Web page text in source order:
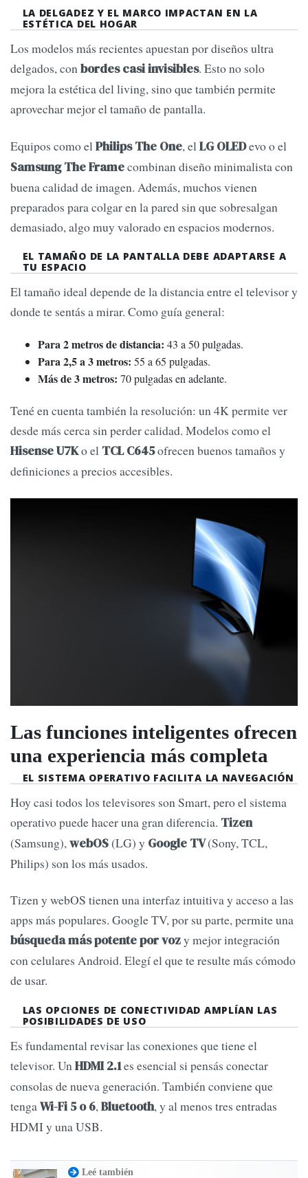
LA DELGADEZ Y EL MARCO IMPACTAN EN LA
ESTÉTICA DEL HOGAR
Los modelos más recientes apuestan por diseños ultra
delgados, conbordes casi invisibles. Esto no solo
mejora la estética del living, sino que también permite
aprovechar mejor el tamaño de pantalla.
Equipos como elPhilips The One, elLG OLEDevo o el
Samsung The Framecombinan diseño minimalista con
buena calidad de imagen. Además, muchos vienen
preparados para colgar en la pared sin que sobresalgan
demasiado, algo muy valorado en espacios modernos.
EL TAMAÑO DE LA PANTALLA DEBE ADAPTARSE A
TU ESPACIO
El tamaño ideal depende de la distancia entre el televisor y
donde te sentás a mirar. Como guía general:
Para 2 metros de distancia: 43 a 50 pulgadas.
Para 2,5 a 3 metros: 55 a 65 pulgadas.
Más de 3 metros: 70 pulgadas en adelante.
Tené en cuenta también la resolución: un 4K permite ver
desde más cerca sin perder calidad. Modelos como el
Hisense U7Ko el TCL C645ofrecen buenos tamaños y
definiciones a precios accesibles.
Las funciones inteligentes ofrecen
una experiencia más completa
EL SISTEMA OPERATIVO FACILITA LA NAVEGACIÓN
Hoy casi todos los televisores son Smart, pero el sistema
operativo puede hacer una gran diferencia. Tizen
(Samsung),webOS(LG) y Google TV(Sony, TCL,
Philips) son los más usados.
Tizen y webOS tienen una interfaz intuitiva y acceso a las
apps más populares. Google TV, por su parte, permite una
búsqueda más potente por vozy mejor integración
con celulares Android. Elegí el que te resulte más cómodo
de usar.
LAS OPCIONES DE CONECTIVIDAD AMPLÍAN LAS
POSIBILIDADES DE USO
Es fundamental revisar las conexiones que tiene el
televisor. UnHDMI 2.1es esencial si pensás conectar
consolas de nueva generación. También conviene que
tengaWi-Fi 5 o 6,Bluetooth, y al menos tres entradas
HDMI y una USB.
Leé también